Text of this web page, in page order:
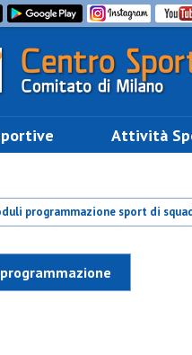
Attività
programmazione sport di